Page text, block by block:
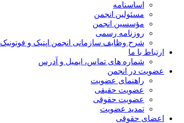
اساسنامه
مسئولین انجمن
مؤسسین انجمن
روزنامه رسمی
شرح وظایف سازمانی انجمن اپتیک و فوتونیک
ارتباط با ما
شماره های تماس، ایمیل و آدرس
عضویت در انجمن
راهنمای عضویت
عضویت حقیقی
عضویت حقوقی
تمدید عضویت
اعضای حقوقی